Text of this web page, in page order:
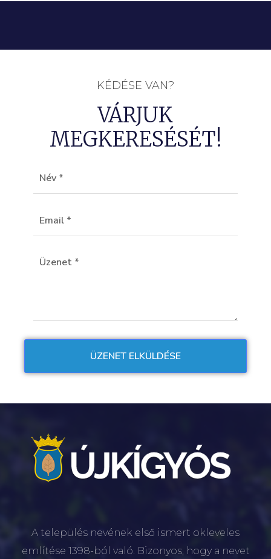
KÉDÉSE VAN?
VÁRJUK
MEGKERESÉSÉT!
A település nevének első ismert okleveles
említése 1398-ból való. Bizonyos, hogy a nevet